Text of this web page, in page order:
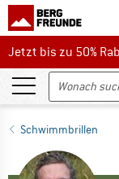
Jetzt bis zu 50%
Jetzt bis zu 50%
Schwimmbrillen